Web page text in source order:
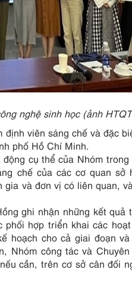
nghệ sinh học (ảnh
viên sáng chế và đặc
phố Hồ Chí Minh.
cụ thể của Nhóm
chế của các cơ quan sở
và đơn vị có liên quan,
ghi nhận những kết quả
hợp triển khai các
hoạch cho cả giai đoạn
Nhóm công tác và
cần, trên cơ sở cân đối